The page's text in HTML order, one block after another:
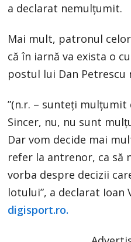
a declarat nemulțumit.
Mai mult, patronul celor
că în iarnă va exista o
postul lui Dan Petrescu
”(n.r. – sunteți mulțumit
Sincer, nu, nu sunt
Dar vom decide mai
refer la antrenor, ca să
vorba despre decizii
lotului”, a declarat Ioan
digisport.ro.